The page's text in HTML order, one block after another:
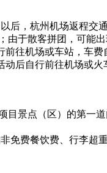
后，杭州机场返程交
于散客拼团，可能
往机场或车站，车费
后自行前往机场或火
目景点（区）的第一道
免费餐饮费、行李超